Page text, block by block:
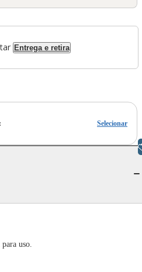
Entrega e retira
: Selecionar
uso.
Libras